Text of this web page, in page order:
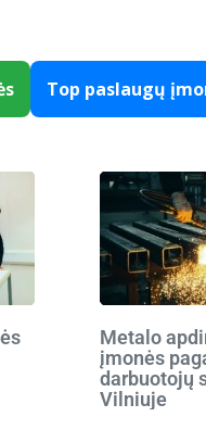
Top paslaugų
Metalo
įmonės
darbuotojų
Vilniuje